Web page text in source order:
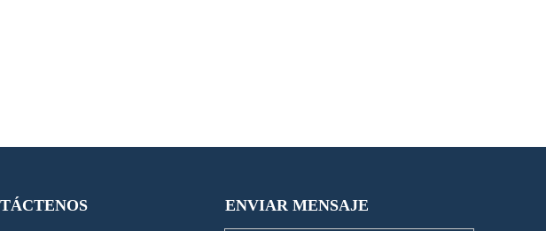
ENVIAR MENSAJE